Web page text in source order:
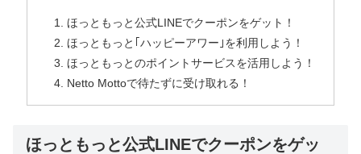
ほっともっと公式LINEでクーポンをゲット！
ほっともっと｢ハッピーアワー｣を利用しよう！
ほっともっとのポイントサービスを活用しよう！
Netto Mottoで待たずに受け取れる！
ほっともっと公式LINEでクーポンをゲッ